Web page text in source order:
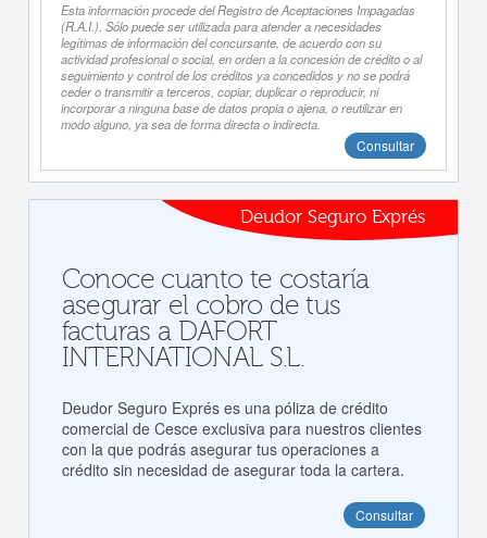
Esta información procede del Registro de Aceptaciones Impagadas
(R.A.I.). Sólo puede ser utilizada para atender a necesidades
legítimas de información del concursante, de acuerdo con su
actividad profesional o social, en orden a la concesión de crédito o al
seguimiento y control de los créditos ya concedidos y no se podrá
ceder o transmitir a terceros, copiar, duplicar o reproducir, ni
incorporar a ninguna base de datos propia o ajena, o reutilizar en
modo alguno, ya sea de forma directa o indirecta.
Consultar
Deudor Seguro Exprés
Conoce cuanto te costaría
asegurar el cobro de tus
facturas a DAFORT
INTERNATIONAL S.L.
Deudor Seguro Exprés es una póliza de crédito
comercial de Cesce exclusiva para nuestros clientes
con la que podrás asegurar tus operaciones a
crédito sin necesidad de asegurar toda la cartera.
Consultar